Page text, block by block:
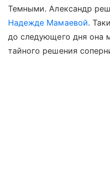
Темными. Александр
Надежде Мамаевой.
до следующего дня она
тайного решения